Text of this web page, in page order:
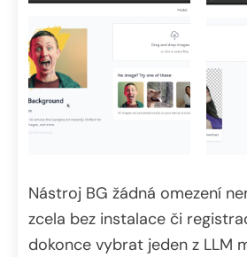
Nástroj BG žádná omezení
zcela bez instalace či
dokonce vybrat jeden z LLM